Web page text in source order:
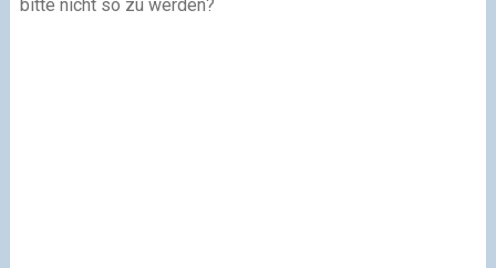
bitte nicht so zu werden?